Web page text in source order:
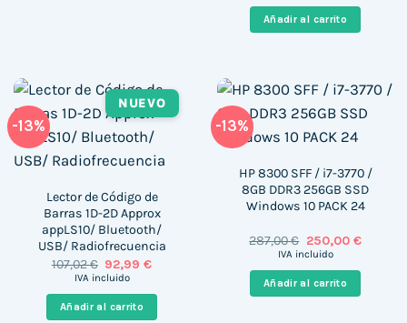
era:
197,81 €.
es:
172,99 €.
Añadir al carrito
-13%
NUEVO
Lector de Código de
Barras 1D-2D Approx
appLS10/ Bluetooth/
USB/ Radiofrecuencia
107,02€ El
precio
era:
107,02 €.
92,99€El
es:
92,99 €.
IVA incluido
Añadir al carrito
-13%
HP 8300 SFF / i7-3770 /
8GB DDR3 256GB SSD
Windows 10 PACK 24
287,00€ El
precio
era:
287,00 €.
250,00 €El
es:
250,00
IVA incluido
Añadir al carrito